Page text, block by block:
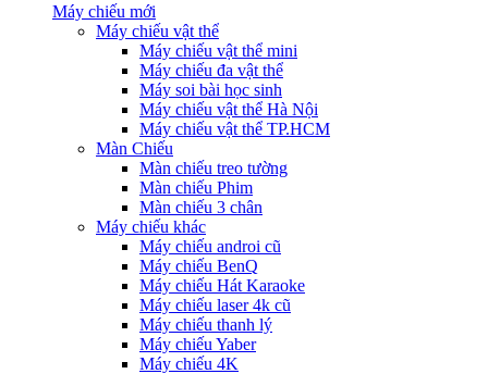
Máy chiếu mới
Máy chiếu vật thể
Máy chiếu vật thể mini
Máy chiếu đa vật thể
Máy soi bài học sinh
Máy chiếu vật thể Hà Nội
Máy chiếu vật thể TP.HCM
Màn Chiếu
Màn chiếu treo tường
Màn chiếu Phim
Màn chiếu 3 chân
Máy chiếu khác
Máy chiếu androi cũ
Máy chiếu BenQ
Máy chiếu Hát Karaoke
Máy chiếu laser 4k cũ
Máy chiếu thanh lý
Máy chiếu Yaber
Máy chiếu 4K